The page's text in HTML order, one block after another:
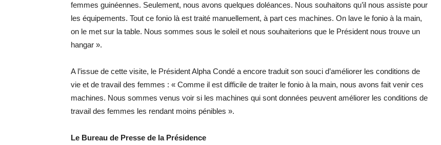
femmes guinéennes. Seulement, nous avons quelques doléances. Nous souhaitons qu’il nous assiste pour
les équipements. Tout ce fonio là est traité manuellement, à part ces machines. On lave le fonio à la main,
on le met sur la table. Nous sommes sous le soleil et nous souhaiterions que le Président nous trouve un
hangar ».
A l’issue de cette visite, le Président Alpha Condé a encore traduit son souci d’améliorer les conditions de
vie et de travail des femmes : « Comme il est difficile de traiter le fonio à la main, nous avons fait venir ces
machines. Nous sommes venus voir si les machines qui sont données peuvent améliorer les conditions de
travail des femmes les rendant moins pénibles ».
Le Bureau de Presse de la Présidence